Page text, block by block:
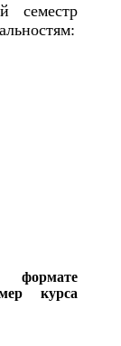
семестр
формате
курса